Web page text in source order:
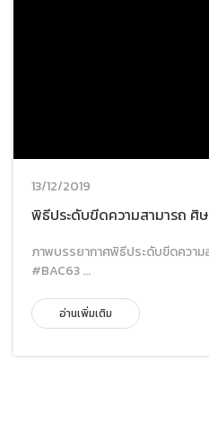
13/12/2019
พิธีประดับขีดความสามารถ ศิ
ภาพบรรยากาศพิธีประดับขีดควา
#BAC63 ...
อ่านเพิ่มเติม